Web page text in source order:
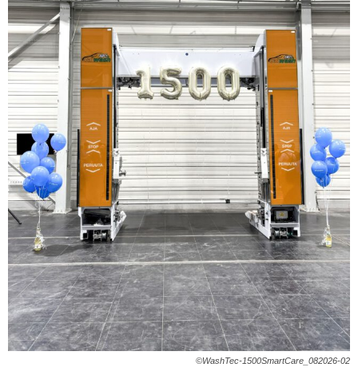
©WashTec-1500SmartCare_082026-02